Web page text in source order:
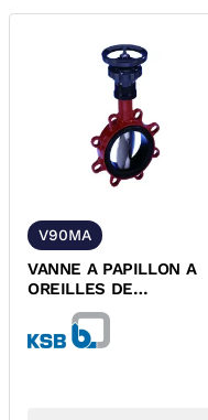
V90MA
VANNE A PAPILLON A
OREILLES DE
DEMONTAGE ET
DEMULTIPLICATEUR
ACS...